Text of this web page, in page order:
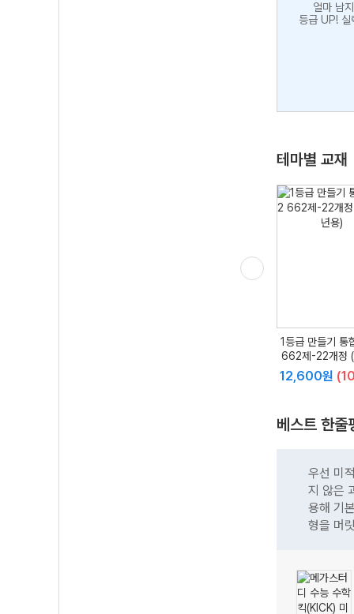
얼마 남
등급 UP!
테마별 교재
1등급 만들기 통
662제-22개정
12,600원
베스트 한
우선 미
지 않은
용해 기
형을 머